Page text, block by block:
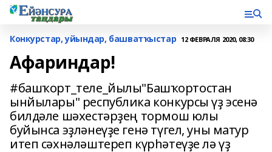
Конкурстар, уйындар, башватҡыстар 12 ФЕВРАЛЯ 2020, 08:30
Афариндар!
#башҡорт_теле_йылы"Башҡортостан
ынйылары" республика конкурсы үҙ эсенә
билдәле шәхестәрҙең тормош юлы
буйынса эҙләнеүҙе генә түгел, уны матур
итеп сәхнәләштереп күрһәтеүҙе лә үҙ